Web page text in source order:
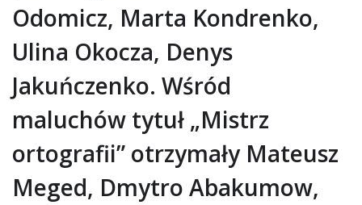
Odomicz, Marta Kondrenko,
Ulina Okocza, Denys
Jakuńczenko. Wśród
maluchów tytuł „Mistrz
ortografii” otrzymały Mateusz
Meged, Dmytro Abakumow,